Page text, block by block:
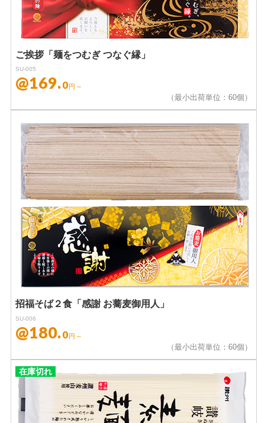
ご挨拶「麺をつむぎ つなぐ縁」
SU-005
@169.0円～
（最小出荷単位：60個）
招福そば２食「感謝 お蕎麦御用人」
SU-006
@180.0円～
（最小出荷単位：60個）
在庫切れ